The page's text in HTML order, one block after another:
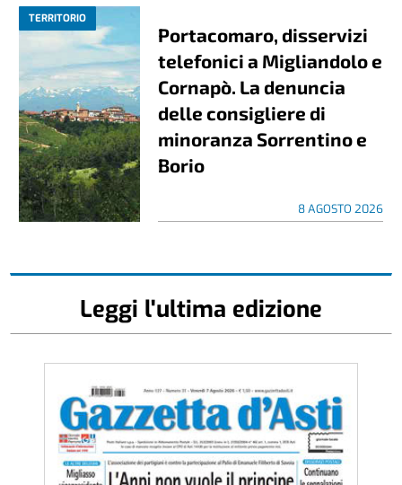
TERRITORIO
Portacomaro, disservizi
telefonici a Migliandolo e
Cornapò. La denuncia
delle consigliere di
minoranza Sorrentino e
Borio
8 AGOSTO 2026
Leggi l'ultima edizione